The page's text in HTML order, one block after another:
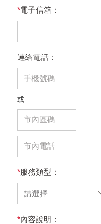
*電子信箱：
連絡電話：
或
*服務類型：
請選擇
*內容說明：